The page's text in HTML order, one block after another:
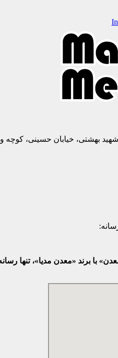
بهشتی، خیابان حسینی، کوچه وطنی،
با برند «معدن مدیا»،